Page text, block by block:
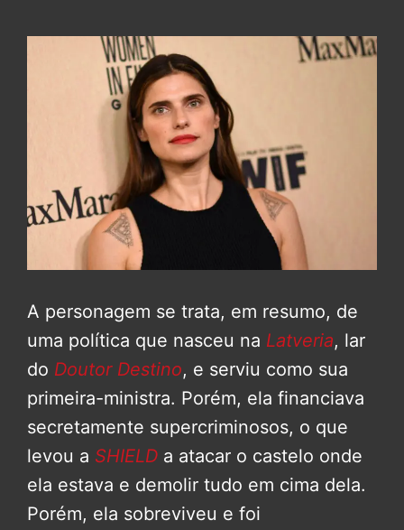
A personagem se trata, em resumo, de
uma política que nasceu na Latveria, lar
do Doutor Destino, e serviu como sua
primeira-ministra. Porém, ela financiava
secretamente supercriminosos, o que
levou a SHIELD a atacar o castelo onde
ela estava e demolir tudo em cima dela.
Porém, ela sobreviveu e foi